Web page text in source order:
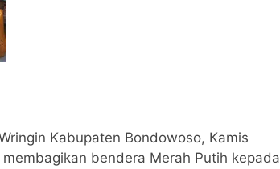
Kabupaten Bondowoso, Kamis
bendera Merah Putih kepada